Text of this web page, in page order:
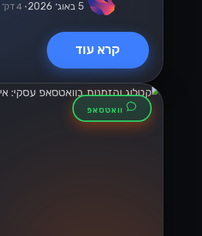
5 באוג׳ 2026 • 4 דק׳ קריאה
קרא עוד
וואטסאפ